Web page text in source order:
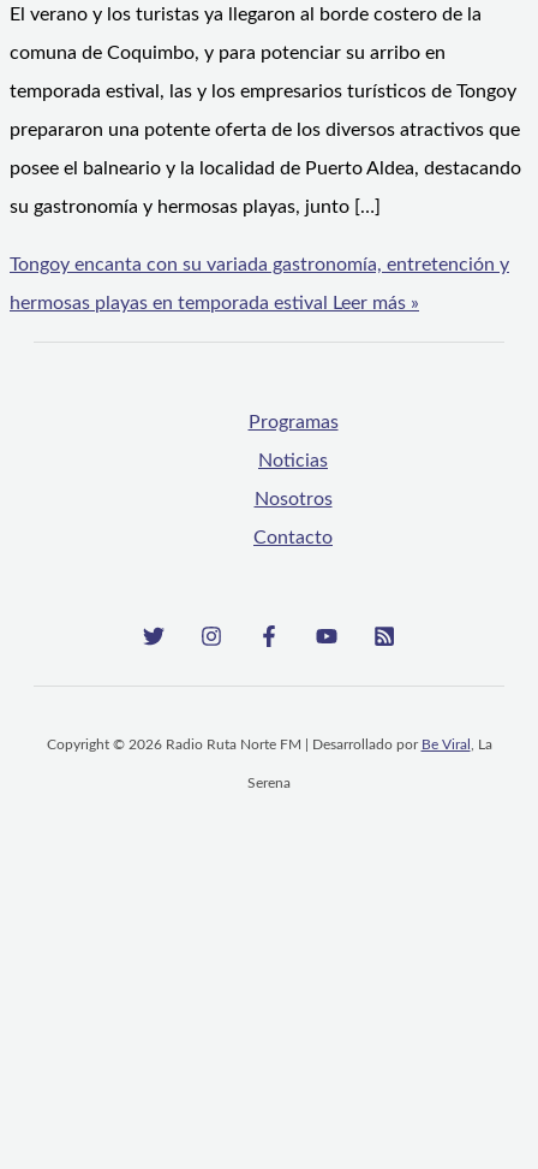
El verano y los turistas ya llegaron al borde costero de la
comuna de Coquimbo, y para potenciar su arribo en
temporada estival, las y los empresarios turísticos de Tongoy
prepararon una potente oferta de los diversos atractivos que
posee el balneario y la localidad de Puerto Aldea, destacando
su gastronomía y hermosas playas, junto […]
Tongoy encanta con su variada gastronomía, entretención y
hermosas playas en temporada estival
Leer más »
Programas
Noticias
Nosotros
Contacto
Copyright © 2026 Radio Ruta Norte FM | Desarrollado por Be Viral , La
Serena